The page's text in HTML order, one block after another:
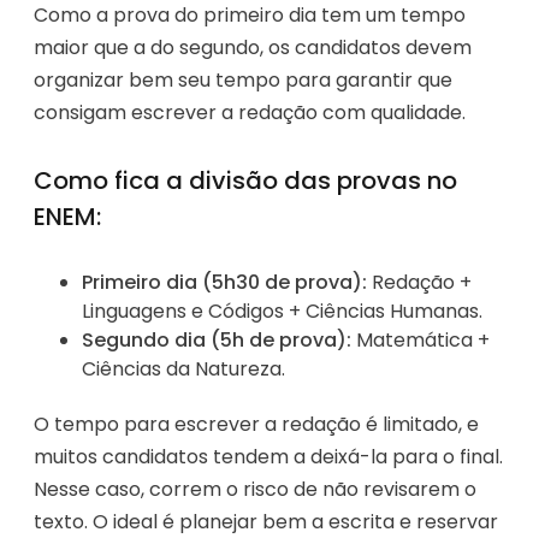
Como a prova do primeiro dia tem um tempo
maior que a do segundo, os candidatos devem
organizar bem seu tempo para garantir que
consigam escrever a redação com qualidade.
Como fica a divisão das provas no
ENEM:
Primeiro dia (5h30 de prova): Redação +
Linguagens e Códigos + Ciências Humanas.
Segundo dia (5h de prova): Matemática +
Ciências da Natureza.
O tempo para escrever a redação é limitado, e
muitos candidatos tendem a deixá-la para o final.
Nesse caso, correm o risco de não revisarem o
texto. O ideal é planejar bem a escrita e reservar